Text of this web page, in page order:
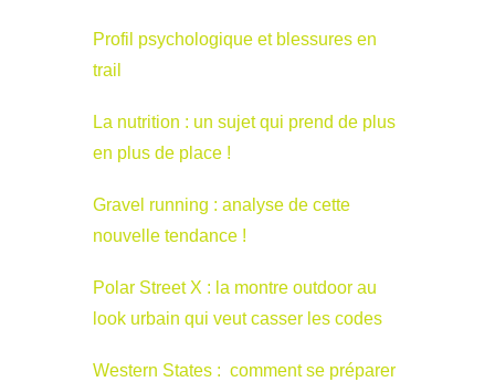
Profil psychologique et blessures en
trail
La nutrition : un sujet qui prend de plus
en plus de place !
Gravel running : analyse de cette
nouvelle tendance !
Polar Street X : la montre outdoor au
look urbain qui veut casser les codes
Western States : comment se préparer